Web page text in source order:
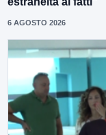
6 AGOSTO 2026